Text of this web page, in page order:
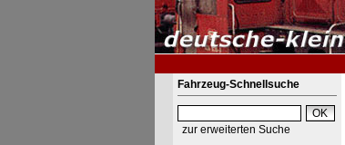
Fahrzeug-Schnellsuche
zur erweiterten Suche